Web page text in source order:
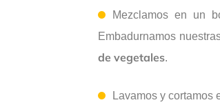
Mezclamos en un
Embadurnamos
de vegetales.
Lavamos y cortamos